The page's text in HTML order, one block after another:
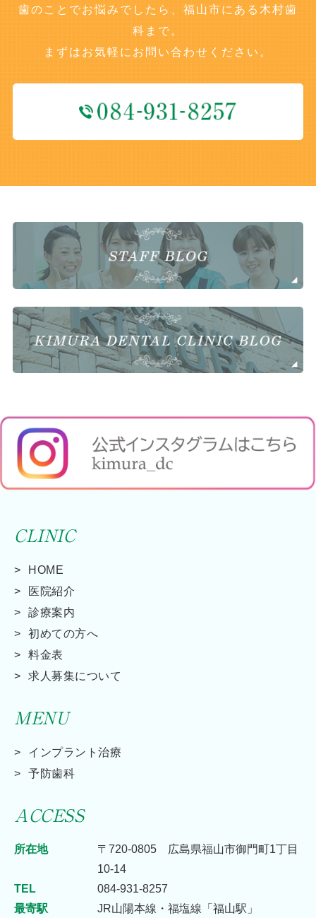
歯のことでお悩みでしたら、福山市にある木村歯
科まで。
まずはお気軽にお問い合わせください。
CLINIC
HOME
医院紹介
診療案内
初めての方へ
料金表
求人募集について
MENU
インプラント治療
予防歯科
ACCESS
所在地
〒720-0805 広島県福山市御門町1丁目
10-14
TEL
084-931-8257
最寄駅
JR山陽本線・福塩線「福山駅」